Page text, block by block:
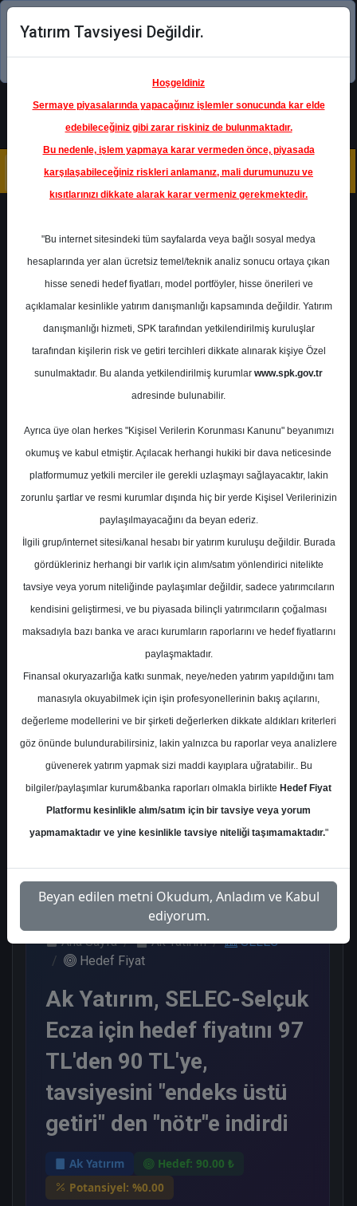
Şimdi uygulamayı indirin!
SELEC - SELÇUK ECZA DEPOSU
TİCARET VE SANAYİ A.Ş.
Hedef Fiyat 90.00 ₺
Getiri
%0.00
0 0
En Yüksek Tahmin
Ortalama Fiyat Tahmini 131,78 ₺
Ortalama Getiri Potansiyeli %-39.19
Kurum Sayısı
6
1 4 1
Ana Sayfa Ak Yatırım
SELEC
Hedef Fiyat
Ak Yatırım, SELEC-Selçuk
Ecza için hedef fiyatını 97
TL'den 90 TL'ye,
tavsiyesini "endeks üstü
getiri" den "nötr"e indirdi
Ak Yatırım
Hedef: 90.00 ₺
Potansiyel: %0.00
Yatırım Tavsiyesi Değildir.
Hoşgeldiniz
Sermaye piyasalarında yapacağınız işlemler sonucunda kar elde
edebileceğiniz gibi zarar riskiniz de bulunmaktadır.
Bu nedenle, işlem yapmaya karar vermeden önce, piyasada
karşılaşabileceğiniz riskleri anlamanız, mali durumunuzu ve
kısıtlarınızı dikkate alarak karar vermeniz gerekmektedir.
"Bu internet sitesindeki tüm sayfalarda veya bağlı sosyal medya
hesaplarında yer alan ücretsiz temel/teknik analiz sonucu ortaya çıkan
hisse senedi hedef fiyatları, model portföyler, hisse önerileri ve
açıklamalar kesinlikle yatırım danışmanlığı kapsamında değildir. Yatırım
danışmanlığı hizmeti, SPK tarafından yetkilendirilmiş kuruluşlar
tarafından kişilerin risk ve getiri tercihleri dikkate alınarak kişiye Özel
sunulmaktadır. Bu alanda yetkilendirilmiş kurumlar www.spk.gov.tr
adresinde bulunabilir.
Ayrıca üye olan herkes "Kişisel Verilerin Korunması Kanunu" beyanımızı
okumuş ve kabul etmiştir. Açılacak herhangi hukiki bir dava neticesinde
platformumuz yetkili merciler ile gerekli uzlaşmayı sağlayacaktır, lakin
zorunlu şartlar ve resmi kurumlar dışında hiç bir yerde Kişisel Verilerinizin
paylaşılmayacağını da beyan ederiz.
İlgili grup/internet sitesi/kanal hesabı bir yatırım kuruluşu değildir. Burada
gördükleriniz herhangi bir varlık için alım/satım yönlendirici nitelikte
tavsiye veya yorum niteliğinde paylaşımlar değildir, sadece yatırımcıların
kendisini geliştirmesi, ve bu piyasada bilinçli yatırımcıların çoğalması
maksadıyla bazı banka ve aracı kurumların raporlarını ve hedef fiyatlarını
paylaşmaktadır.
Finansal okuryazarlığa katkı sunmak, neye/neden yatırım yapıldığını tam
manasıyla okuyabilmek için işin profesyonellerinin bakış açılarını,
değerleme modellerini ve bir şirketi değerlerken dikkate aldıkları kriterleri
göz önünde bulundurabilirsiniz, lakin yalnızca bu raporlar veya analizlere
güvenerek yatırım yapmak sizi maddi kayıplara uğratabilir.. Bu
bilgiler/paylaşımlar kurum&banka raporları olmakla birlikte Hedef Fiyat
Platformu kesinlikle alım/satım için bir tavsiye veya yorum
yapmamaktadır ve yine kesinlikle tavsiye niteliği taşımamaktadır."
Beyan edilen metni Okudum, Anladım ve Kabul
ediyorum.